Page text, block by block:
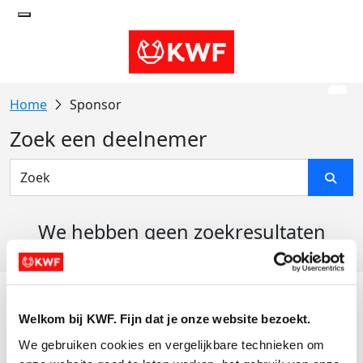
Welkom bij KWF. Fijn dat je onze website bezoekt.
We gebruiken cookies en vergelijkbare technieken om
Sponsor
Zoek een deelnemer
We hebben geen zoekresultaten
Actiematerialen
Evenementen